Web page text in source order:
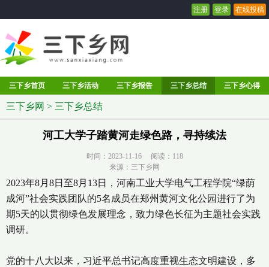
注册 登录 在线投稿
三下乡首页 三下乡活动 三下乡报告 三下乡总结 三下乡心得
三下乡网 > 三下乡总结
河工大学子踏黄河走绿色路，寻持续法
时间：2023-11-16 阅读： 118
来源：三下乡网
2023年8月8日至8月13日，河南工业大学电气工程学院“绿荫
成河”社会实践团队的5名成员在郑州黄河文化公园进行了为
期5天的以贯彻绿色发展理念，致力绿色长征为主题社会实践
调研。
党的十八大以来，习近平总书记高度重视生态文明建设，多